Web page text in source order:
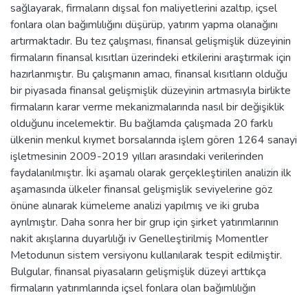
sağlayarak, firmaların dışsal fon maliyetlerini azaltıp, içsel
fonlara olan bağımlılığını düşürüp, yatırım yapma olanağını
artırmaktadır. Bu tez çalışması, finansal gelişmişlik düzeyinin
firmaların finansal kısıtları üzerindeki etkilerini araştırmak için
hazırlanmıştır. Bu çalışmanın amacı, finansal kısıtların olduğu
bir piyasada finansal gelişmişlik düzeyinin artmasıyla birlikte
firmaların karar verme mekanizmalarında nasıl bir değişiklik
olduğunu incelemektir. Bu bağlamda çalışmada 20 farklı
ülkenin menkul kıymet borsalarında işlem gören 1264 sanayi
işletmesinin 2009-2019 yılları arasındaki verilerinden
faydalanılmıştır. İki aşamalı olarak gerçekleştirilen analizin ilk
aşamasında ülkeler finansal gelişmişlik seviyelerine göz
önüne alınarak kümeleme analizi yapılmış ve iki gruba
ayrılmıştır. Daha sonra her bir grup için şirket yatırımlarının
nakit akışlarına duyarlılığı iv Genelleştirilmiş Momentler
Metodunun sistem versiyonu kullanılarak tespit edilmiştir.
Bulgular, finansal piyasaların gelişmişlik düzeyi arttıkça
firmaların yatırımlarında içsel fonlara olan bağımlılığın